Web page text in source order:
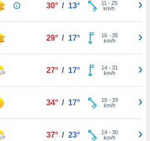
30° / 13° 11 - 25
km/h
29° / 17° 16- 35
km/h
27° / 17° 14- 31
km/h
34° / 17° 15- 33
km/h
37° / 23° 14- 30
km/h